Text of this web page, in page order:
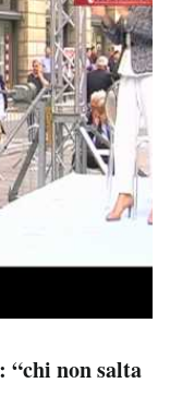
“chi non salta